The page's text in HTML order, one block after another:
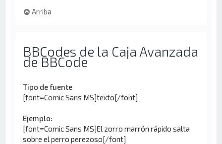
Arriba
BBCodes de la Caja Avanzada
de BBCode
Tipo de fuente
[font=Comic Sans MS]texto[/font]
Ejemplo:
[font=Comic Sans MS]El zorro marrón rápido salta
sobre el perro perezoso[/font]